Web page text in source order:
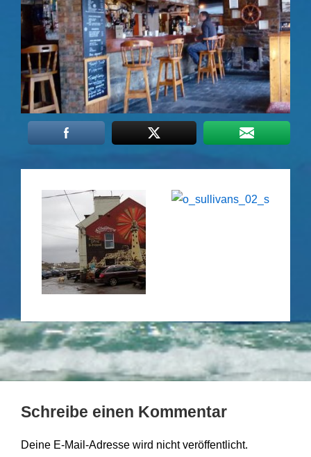
Schreibe einen Kommentar
Deine E-Mail-Adresse wird nicht veröffentlicht.